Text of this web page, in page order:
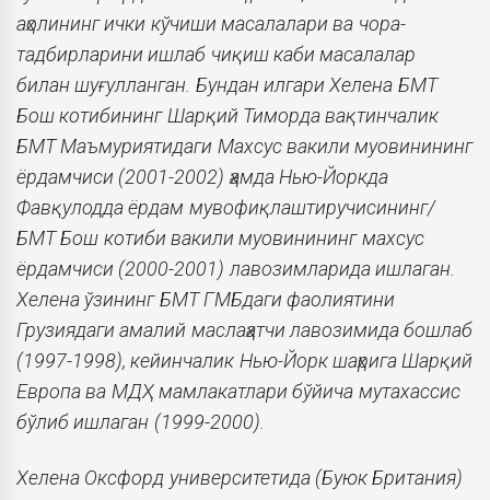
аҳолининг ички кўчиши масалалари ва чора-
тадбирларини ишлаб чиқиш каби масалалар
билан шуғулланган. Бундан илгари Хелена БМТ
Бош котибининг Шарқий Тиморда вақтинчалик
БМТ Маъмуриятидаги Махсус вакили муовинининг
ёрдамчиси (2001-2002) ҳамда Нью-Йоркда
Фавқулодда ёрдам мувофиқлаштиручисининг/
БМТ Бош котиби вакили муовинининг махсус
ёрдамчиси (2000-2001) лавозимларида ишлаган.
Хелена ўзининг БМТ ГМБдаги фаолиятини
Грузиядаги амалий маслаҳатчи лавозимида бошлаб
(1997-1998), кейинчалик Нью-Йорк шаҳрига Шарқий
Европа ва МДҲ мамлакатлари бўйича мутахассис
бўлиб ишлаган (1999-2000).
Хелена Оксфорд университетида (Буюк Британия)